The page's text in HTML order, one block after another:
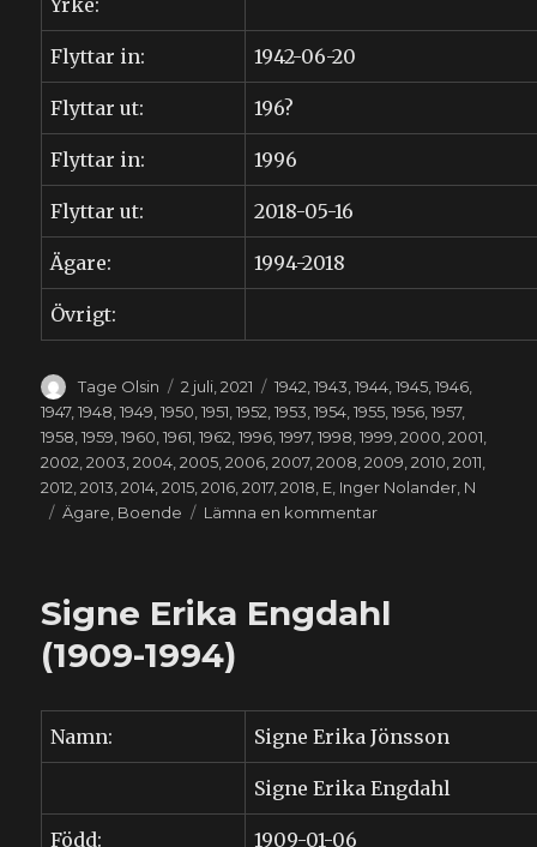
Yrke:
Flyttar in: 1942-06-20
Flyttar ut: 196?
Flyttar in: 1996
Flyttar ut: 2018-05-16
Ägare: 1994-2018
Övrigt:
Författare
Tage Olsin
Publicerat
den
2 juli, 2021 Kategorier
1942,1943,1944,1945,1946,
1947,1948,1949,1950,1951,1952,1953,1954,1955,1956,1957,
1958,1959,1960,1961,1962,1996,1997,1998,1999,2000,2001,
2002,2003,2004,2005,2006,2007,2008,2009,2010,2011,
2012,2013,2014,2015,2016,2017,2018, E, Inger Nolander, N
Etiketter
Ägare, Boende Lämna en kommentartill
Mari
Signe Erika Engdahl
(1909-1994)
Namn: Signe Erika Jönsson
Signe Erika Engdahl
Född: 1909-01-06